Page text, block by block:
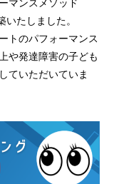
マンスメソッド
たしました。
トのパフォーマンス
や発達障害の子ども
ていただいていま